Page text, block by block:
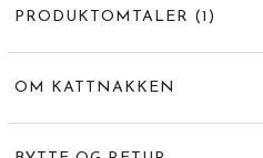
PRODUKTOMTALER (1 )
OM KATTNAKKEN